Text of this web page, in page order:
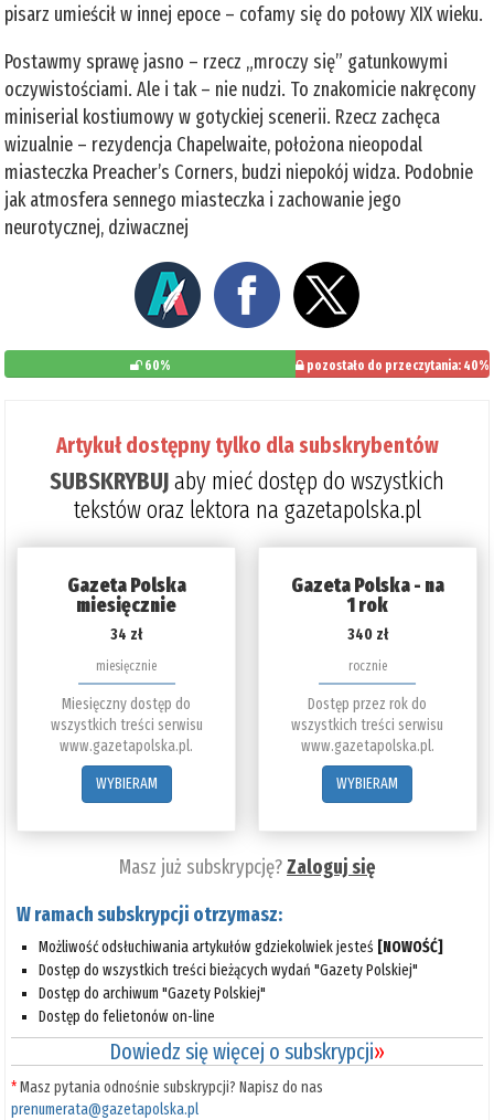
pisarz umieścił w innej epoce – cofamy się do połowy XIX wieku.
Postawmy sprawę jasno – rzecz „mroczy się” gatunkowymi
oczywistościami. Ale i tak – nie nudzi. To znakomicie nakręcony
miniserial kostiumowy w gotyckiej scenerii. Rzecz zachęca
wizualnie – rezydencja Chapelwaite, położona nieopodal
miasteczka Preacher’s Corners, budzi niepokój widza. Podobnie
jak atmosfera sennego miasteczka i zachowanie jego
neurotycznej, dziwacznej
60% pozostało do przeczytania: 40%
Artykuł dostępny tylko dla subskrybentów
SUBSKRYBUJaby mieć dostęp do wszystkich
tekstów oraz lektora na gazetapolska.pl
Gazeta Polska
miesięcznie
34 zł
miesięcznie
Miesięczny dostęp do
wszystkich treści serwisu
www.gazetapolska.pl.
WYBIERAM
Gazeta Polska - na
1 rok
340 zł
rocznie
Dostęp przez rok do
wszystkich treści serwisu
www.gazetapolska.pl.
WYBIERAM
Masz już subskrypcję?Zaloguj się
W ramach subskrypcji otrzymasz:
Możliwość odsłuchiwania artykułów gdziekolwiek jesteś [NOWOŚĆ]
Dostęp do wszystkich treści bieżących wydań "Gazety Polskiej"
Dostęp do archiwum "Gazety Polskiej"
Dostęp do felietonów on-line
Dowiedz się więcej o subskrypcji»
*Masz pytania odnośnie subskrypcji? Napisz do nas
prenumerata@gazetapolska.pl